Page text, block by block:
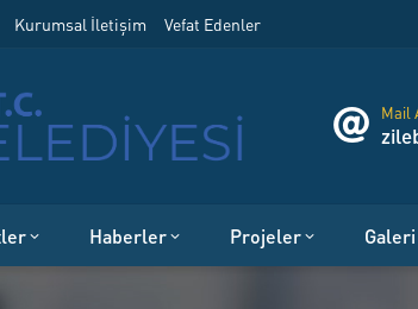
Kurumsal İletişim Vefat Edenler
Mail
Haberler Projeler Galeri